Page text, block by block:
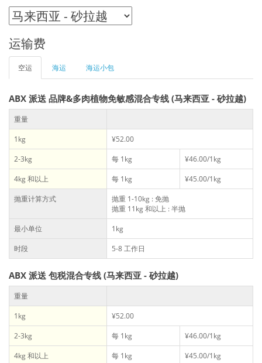
运输费
空运 海运 海运小包
ABX 派送 品牌&多肉植物免敏感混合专线 (马来西亚 - 砂拉越)
重量
1kg
¥52.00
2-3kg
每 1kg
¥46.00/1kg
4kg 和以上
每 1kg
¥45.00/1kg
抛重计算方式
抛重 1-10kg : 免抛
抛重 11kg 和以上 : 半抛
最小单位
1kg
时段
5-8 工作日
ABX 派送 包税混合专线 (马来西亚 - 砂拉越)
重量
1kg
¥52.00
2-3kg
每 1kg
¥46.00/1kg
4kg 和以上
每 1kg
¥45.00/1kg